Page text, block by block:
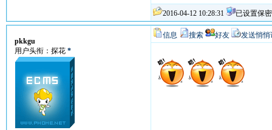
2016-04-12 10:28:31 已设置保密
pkkgu
用户头衔：探花 *
信息 搜索 好友 发送悄悄